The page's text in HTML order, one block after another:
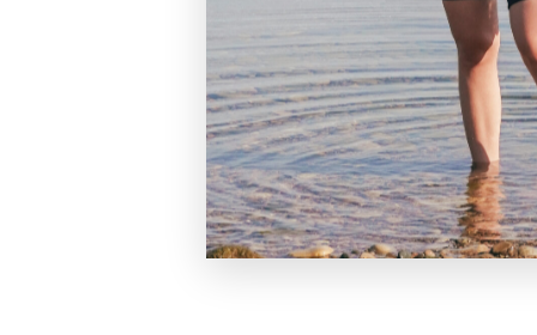
Les résultats du
Vous trouverez la totalité des